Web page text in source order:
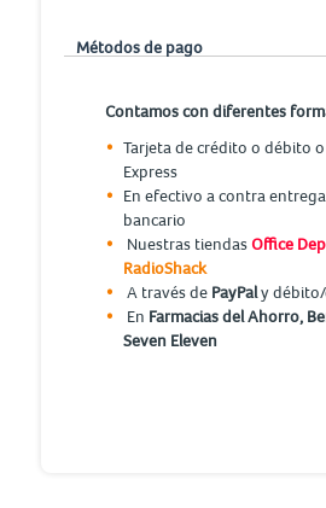
Métodos de pago
Contamos con diferentes
Tarjeta de crédito o débito
Express
En efectivo a contra
bancario
Nuestras tiendasOffice
RadioShack
A través de PayPaly débito/
En Farmacias del Ahorro,
Seven Eleven